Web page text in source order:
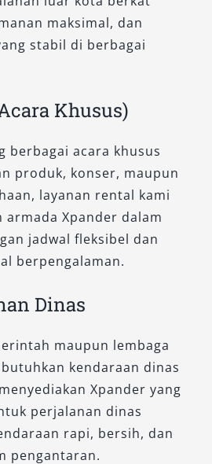
Manual
tangguh SUV dengan
Cross manual
kondisi jalanan di Bangka
Ground clearance
sporty menjadikan
perjalanan ke destinasi
yang gemar menjelajah
unit ini menawarkan
yang lebih kuat di medan
CVT
kenyamanan maksimal
varian ini adalah pilihan
dengan fitur kenyamanan
yang telah
Cross CVT sangat
maksimal, dan
stabil di berbagai
Khusus)
berbagai acara khusus
produk, konser, maupun
layanan rental kami
armada Xpander dalam
jadwal fleksibel dan
berpengalaman.
Dinas
maupun lembaga
kendaraan dinas
Xpander yang
perjalanan dinas
rapi, bersih, dan
pengantaran.